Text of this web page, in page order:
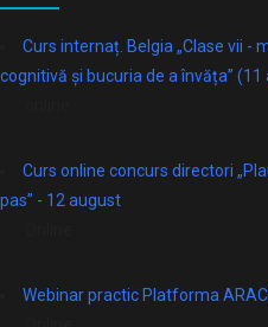
Curs internaț. Belgia „Clase vii -
cognitivă și bucuria de a învăța” (11
Curs online concurs directori
pas” - 12 august
Webinar practic Platforma